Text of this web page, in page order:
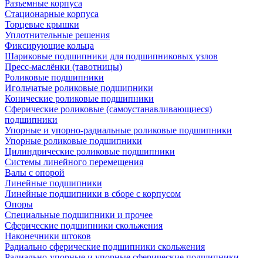
Разъемные корпуса
Стационарные корпуса
Торцевые крышки
Уплотнительные решения
Фиксирующие кольца
Шариковые подшипники для подшипниковых узлов
Пресс-маслёнки (тавотницы)
Роликовые подшипники
Игольчатые роликовые подшипники
Конические роликовые подшипники
Сферические роликовые (самоустанавливающиеся)
подшипники
Упорные и упорно-радиальные роликовые подшипники
Упорные роликовые подшипники
Цилиндрические роликовые подшипники
Системы линейного перемещения
Валы с опорой
Линейные подшипники
Линейные подшипники в сборе с корпусом
Опоры
Специальные подшипники и прочее
Сферические подшипники скольжения
Наконечники штоков
Радиально сферические подшипники скольжения